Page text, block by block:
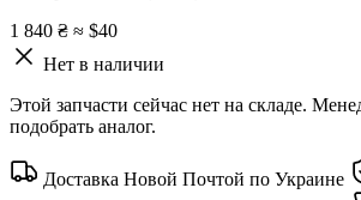
1 840 ₴ ≈ $40
Нет в наличии
Этой запчасти сейчас нет на складе.
подобрать аналог.
Доставка Новой Почтой по Украине